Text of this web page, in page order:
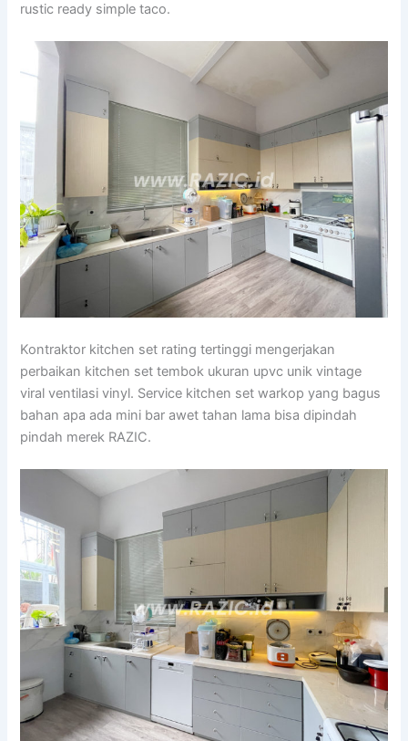
rustic ready simple taco.
Kontraktor kitchen set rating tertinggi mengerjakan
perbaikan kitchen set tembok ukuran upvc unik vintage
viral ventilasi vinyl. Service kitchen set warkop yang bagus
bahan apa ada mini bar awet tahan lama bisa dipindah
pindah merek RAZIC.